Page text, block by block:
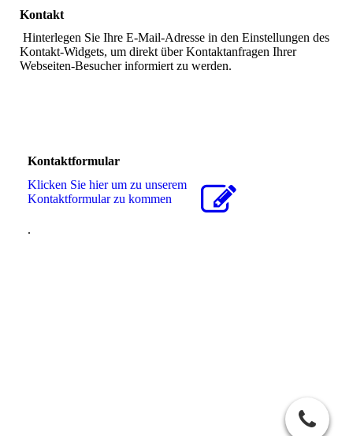
Kontakt
Hinterlegen Sie Ihre E-Mail-Adresse in den Einstellungen des
Kontakt-Widgets, um direkt über Kontaktanfragen Ihrer
Webseiten-Besucher informiert zu werden.
Kontaktformular
Klicken Sie hier um zu unserem
Kon­takt­for­mu­lar zu kommen
.